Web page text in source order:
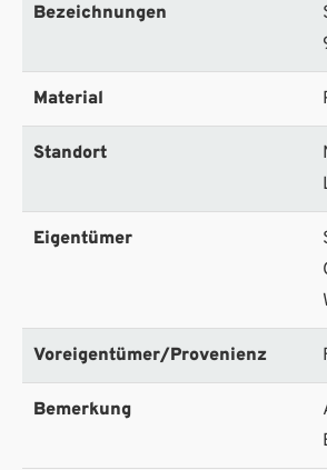
Bezeichnungen
Material
Standort
Eigentümer
Voreigentümer/Provenienz
Bemerkung